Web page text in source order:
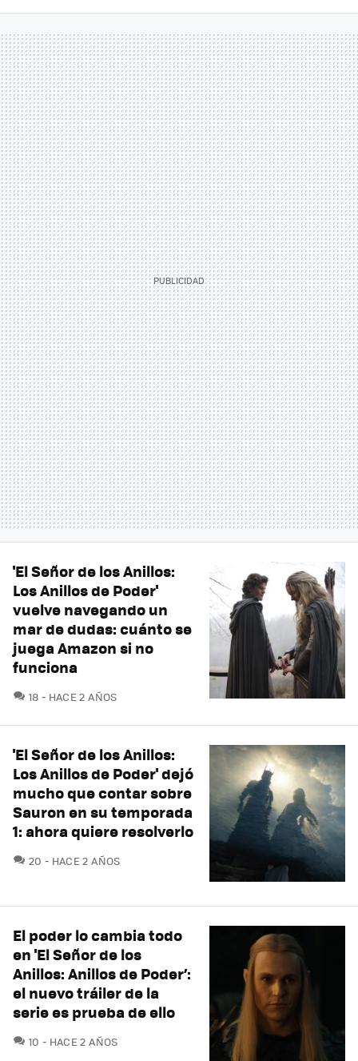
'El Señor de los Anillos:
Los Anillos de Poder'
vuelve navegando un
mar de dudas: cuánto se
juega Amazon si no
funciona
18 COMENTARIOS
HACE 2 AÑOS
'El Señor de los Anillos:
Los Anillos de Poder' dejó
mucho que contar sobre
Sauron en su temporada
1: ahora quiere resolverlo
20 COMENTARIOS
HACE 2 AÑOS
El poder lo cambia todo
en 'El Señor de los
Anillos: Anillos de Poder’:
el nuevo tráiler de la
serie es prueba de ello
10 COMENTARIOS
HACE 2 AÑOS